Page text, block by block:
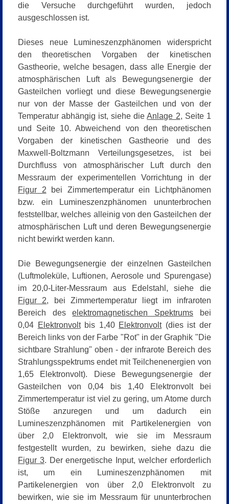
die Versuche durchgeführt wurden, jedoch
ausgeschlossen ist.
Dieses neue Lumineszenzphänomen widerspricht
den theoretischen Vorgaben der kinetischen
Gastheorie, welche besagen, dass alle Energie der
atmosphärischen Luft als Bewegungsenergie der
Gasteilchen vorliegt und diese Bewegungsenergie
nur von der Masse der Gasteilchen und von der
Temperatur abhängig ist, siehe dieAnlage 2, Seite 1
und Seite 10.Abweichend von den theoretischen
Vorgaben der kinetischen Gastheorie und des
Maxwell-Boltzmann Verteilungsgesetzes, ist bei
Durchfluss von atmosphärischer Luft durch den
Messraum der experimentellen Vorrichtung in der
Figur 2 bei Zimmertemperatur ein Lichtphänomen
bzw. ein Lumineszenzphänomen ununterbrochen
feststellbar, welches alleinig von den Gasteilchen der
atmosphärischen Luft und deren Bewegungsenergie
nicht bewirkt werden kann.
Die Bewegungsenergie der einzelnen Gasteilchen
(Luftmoleküle, Luftionen, Aerosole und Spurengase)
im 20,0-Liter-Messraum aus Edelstahl, siehe die
Figur 2, bei Zimmertemperatur liegt im infraroten
Bereich deselektromagnetischen Spektrums bei
0,04 Elektronvoltbis 1,40 Elektronvolt(dies ist der
Bereich links von der Farbe "Rot" in der Graphik "Die
sichtbare Strahlung" oben - der infrarote Bereich des
Strahlungsspektrums endet mit Teilchenenergien von
1,65 Elektronvolt). Diese Bewegungsenergie der
Gasteilchen von 0,04 bis 1,40 Elektronvolt bei
Zimmertemperatur ist viel zu gering, um Atome durch
Stöße anzuregen und um dadurch ein
Lumineszenzphänomen mit Partikelenergien von
über 2,0 Elektronvolt,wie sie im Messraum
festgestellt wurden, zu bewirken, siehe dazu die
Figur 3. Der energetische Input, welcher erforderlich
ist, um ein Lumineszenzphänomen mit
Partikelenergien von über 2,0 Elektronvolt zu
bewirken, wie sie im Messraum für ununterbrochen